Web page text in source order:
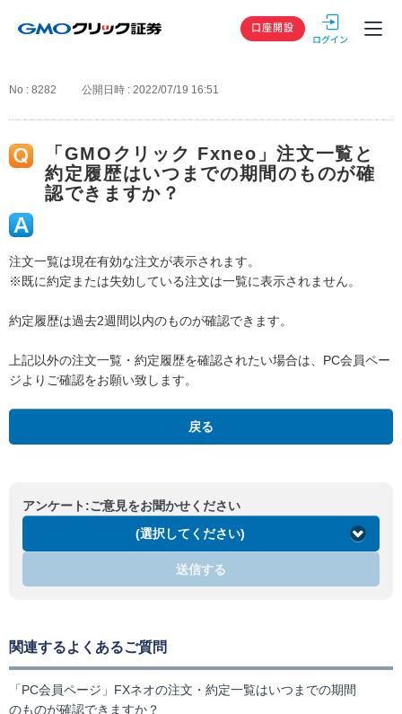
GMOクリック
口座開設
No : 8282 公開日時 : 2022/07/19 16:51
「GMOクリック Fxneo」注文一覧と
約定履歴はいつまでの期間のものが確
認できますか？
注文一覧は現在有効な注文が表示されます。
※既に約定または失効している注文は一覧に表示されません。
約定履歴は過去2週間以内のものが確認できます。
上記以外の注文一覧・約定履歴を確認されたい場合は、PC会員ペー
ジよりご確認をお願い致します。
戻る
アンケート:ご意見をお聞かせください
(選択してください)
送信する
関連するよくあるご質問
「PC会員ページ」FXネオの注文・約定一覧はいつまでの期間
のものが確認できますか？